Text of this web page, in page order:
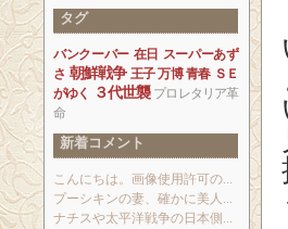
タグ
バンクーバー 在日 スーパーあず
さ 朝鮮戦争 王子 万博 青春 ＳＥ
がゆく
３代世襲 プロレタリア革
命
新着コメント
こんにちは。画像使用許可の...
プーシキンの妻、確かに美人...
ナチスや太平洋戦争の日本側...